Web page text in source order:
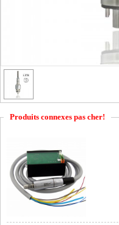
Produits connexes pas cher!